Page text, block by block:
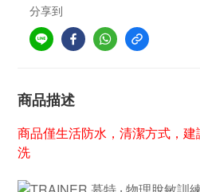
分享到
商品描述
商品僅生活防水，清潔方式，
洗